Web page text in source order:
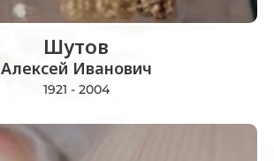
Шутов
Алексей Иванович
1921 - 2004